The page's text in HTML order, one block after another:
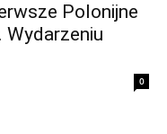
Polonijne
Wydarzeniu
0